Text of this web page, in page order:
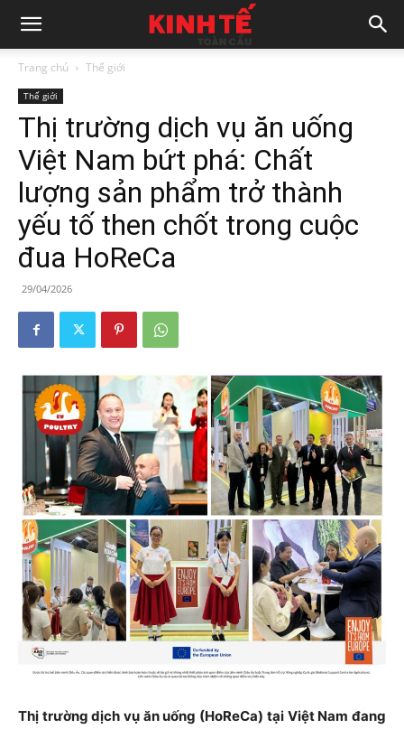
Trang chủ Thế giới
Thế giới
Thị trường dịch vụ ăn uống
Việt Nam bứt phá: Chất
lượng sản phẩm trở thành
yếu tố then chốt trong cuộc
đua HoReCa
29/04/2026
Thị trường dịch vụ ăn uống (HoReCa) tại Việt Nam đang